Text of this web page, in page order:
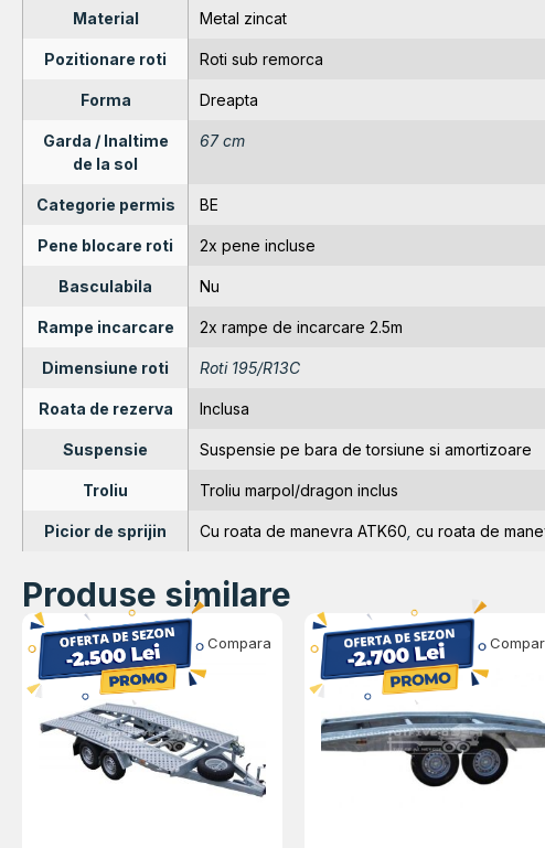
Material Metal zincat
Pozitionare roti Roti sub remorca
Forma Dreapta
Garda / Inaltime
de la sol
67 cm
Categorie permis BE
Pene blocare roti 2x pene incluse
Basculabila Nu
Rampe incarcare 2x rampe de incarcare 2.5m
Dimensiune roti Roti 195/R13C
Roata de rezerva Inclusa
Suspensie Suspensie pe bara de torsiune si amortizoare
Troliu Troliu marpol/dragon inclus
Picior de sprijin Cu roata de manevra ATK60 cu roata de
Produse similare
Compara